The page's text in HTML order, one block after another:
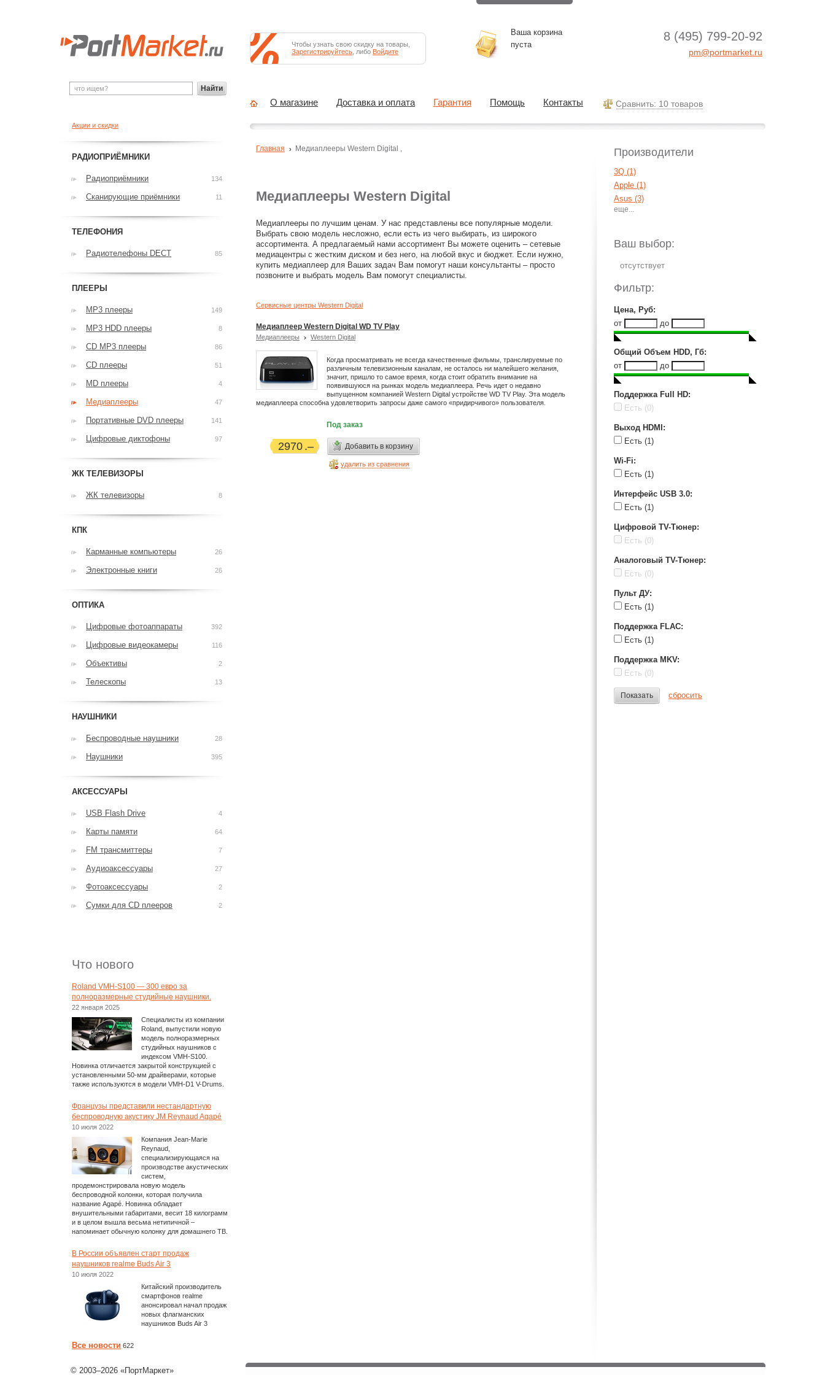
Медиаплееры Western Digital
Медиаплееры по лучшим ценам. У нас представлены все популярные модели.
Выбрать свою модель несложно, если есть из чего выбирать, из широкого
ассортимента. А предлагаемый нами ассортимент Вы можете оценить – сетевые
медиацентры с жестким диском и без него, на любой вкус и бюджет. Если нужно,
купить медиаплеер для Ваших задач Вам помогут наши консультанты – просто
позвоните и выбрать модель Вам помогут специалисты.
Сервисные центры Western Digital
Медиаплеер Western Digital WD TV Play
Медиаплееры Western Digital
Когда просматривать не всегда качественные фильмы, транслируемые по
различным телевизионным каналам, не осталось ни малейшего желания,
значит, пришло то самое время, когда стоит обратить внимание на
появившуюся на рынках модель медиаплеера. Речь идет о недавно
выпущенном компанией Western Digital устройстве WD TV Play. Эта модель
медиаплеера способна удовлетворить запросы даже самого «придирчивого» пользователя.
Под заказ
2970 Добавить в корзину
удалить из сравнения
Главная Медиаплееры Western Digital , Производители
3Q (1)
Apple (1)
Asus (3)
BBK (1)
Dune (5)
Egreat (6)
Gmini (2)
HoneyWld (1)
IconBit (4)
LG (1)
Mystery (1)
Noontec (5)
Philips (2)
Seagate (1)
Toshiba (2)
Western Digital (1)
Ваш выбор:
Фильтр:
Цена, Руб:
от
до
Общий Объем HDD, Гб:
от
до
Поддержка Full HD:
Есть (0)
Выход HDMI :
Есть (1)
Wi-Fi:
Есть (1)
Интерфейс USB 3.0:
Есть (1)
Цифровой TV-Тюнер:
Есть (0)
Аналоговый TV-Тюнер:
Есть (0)
Пульт ДУ:
Есть (1)
Поддержка FLAC:
Есть (1)
Поддержка MKV:
Есть (0)
Показать сбросить
Акции и скидки
РАДИОПРИЁМНИКИ
Радиоприёмники 134
Сканирующие приёмники 11
ТЕЛЕФОНИЯ
Радиотелефоны DECT 85
ПЛЕЕРЫ
MP3 плееры 149
MP3 HDD плееры 8
CD MP3 плееры 86
CD плееры 51
MD плееры 4
Медиаплееры 47
Портативные DVD плееры 141
Цифровые диктофоны 97
ЖК ТЕЛЕВИЗОРЫ
ЖК телевизоры 8
КПК
Карманные компьютеры 26
Электронные книги 26
ОПТИКА
Цифровые фотоаппараты 392
Цифровые видеокамеры 116
Объективы 2
Телескопы 13
НАУШНИКИ
Беспроводные наушники 28
Наушники 395
АКСЕССУАРЫ
USB Flash Drive 4
Карты памяти 64
FM трансмиттеры 7
Аудиоаксессуары 27
Фотоаксессуары 2
Сумки для CD плееров 2
Что нового
Roland VMH-S100 — 300 евро за
полноразмерные студийные наушники.
22 января 2025
Специалисты из компании
Roland, выпустили новую
модель полноразмерных
студийных наушников с
индексом VMH-S100.
Новинка отличается закрытой конструкцией с
установленными 50-мм драйверами, которые
также используются в модели VMH-D1 V-Drums.
Французы представили нестандартную
беспроводную акустику JM Reynaud Agapé
10 июля 2022
Компания Jean-Marie
Reynaud,
специализирующаяся на
производстве акустических
систем,
продемонстрировала новую модель
беспроводной колонки, которая получила
название Agapé. Новинка обладает
внушительными габаритами, весит 18 килограмм
и в целом вышла весьма нетипичной –
напоминает обычную колонку для домашнего ТВ.
В России объявлен старт продаж
наушников realme Buds Air 3
10 июля 2022
Китайский производитель
смартфонов realme
анонсировал начал продаж
новых флагманских
наушников Buds Air 3
Все новости 622
Найти
Чтобы узнать свою скидку на товары,
Зарегистрируйтесь , либо Войдите
Ваша корзина
пуста
8 (495) 799-20-92
pm@portmarket.ru
О магазине Доставка и оплата Гарантия Помощь Контакты Cравнить: 10 товаров
© 2003–2026 «ПортМаркет»